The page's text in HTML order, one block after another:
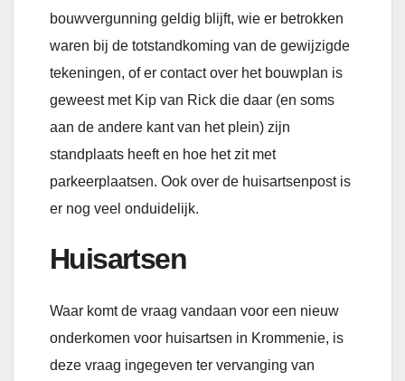
bouwvergunning geldig blijft, wie er betrokken
waren bij de totstandkoming van de gewijzigde
tekeningen, of er contact over het bouwplan is
geweest met Kip van Rick die daar (en soms
aan de andere kant van het plein) zijn
standplaats heeft en hoe het zit met
parkeerplaatsen. Ook over de huisartsenpost is
er nog veel onduidelijk.
Huisartsen
Waar komt de vraag vandaan voor een nieuw
onderkomen voor huisartsen in Krommenie, is
deze vraag ingegeven ter vervanging van